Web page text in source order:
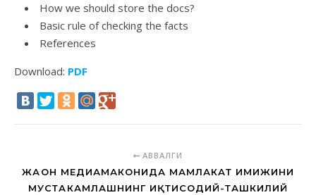
How we should store the docs?
Basic rule of checking the facts
References
Download: PDF
АВВАЛГИ
ЖАҲОН МЕДИАМАКОНИДА МАМЛАКАТ ИМИЖИНИ
МУСТАҲКАМЛАШНИНГ ИҚТИСОДИЙ-ТАШКИЛИЙ